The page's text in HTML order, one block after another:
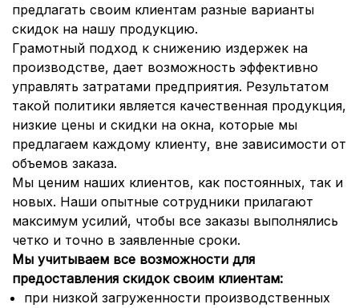
предлагать своим клиентам разные варианты
скидок на нашу продукцию.
Грамотный подход к снижению издержек на
производстве, дает возможность эффективно
управлять затратами предприятия. Результатом
такой политики является качественная продукция,
низкие цены и скидки на окна, которые мы
предлагаем каждому клиенту, вне зависимости от
объемов заказа.
Мы ценим наших клиентов, как постоянных, так и
новых. Наши опытные сотрудники прилагают
максимум усилий, чтобы все заказы выполнялись
четко и точно в заявленные сроки.
Мы учитываем все возможности для
предоставления скидок своим клиентам:
при низкой загруженности производственных